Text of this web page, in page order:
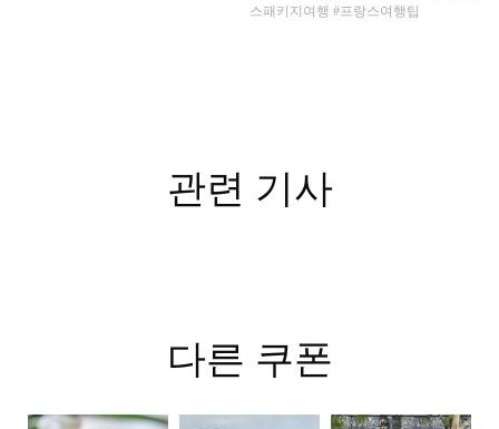
스패키지여행 #프랑스여행팁
관련 기사
다른 쿠폰